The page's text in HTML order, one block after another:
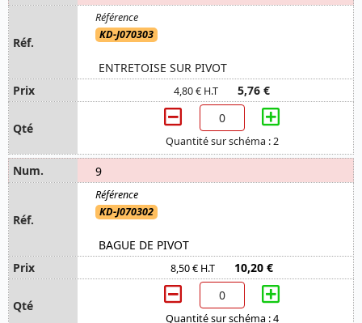
KD-J070303
ENTRETOISE SUR PIVOT
4,80 € H.T 5,76 €
Quantité sur schéma : 2
9
KD-J070302
BAGUE DE PIVOT
8,50 € H.T 10,20 €
Quantité sur schéma : 4